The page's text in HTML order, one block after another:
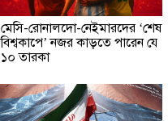
মেসি-রোনালদো-নেইমারদের ‘শেষ
বিশ্বকাপে’ নজর কাড়তে পারেন যে
১০ তারকা